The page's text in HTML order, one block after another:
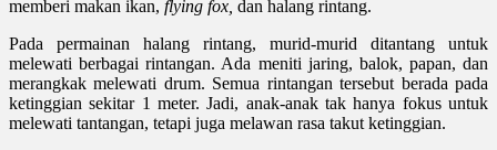
memberi makan ikan, flying fox, dan halang rintang.
Pada permainan halang rintang, murid-murid ditantang untuk
melewati berbagai rintangan. Ada meniti jaring, balok, papan, dan
merangkak melewati drum. Semua rintangan tersebut berada pada
ketinggian sekitar 1 meter. Jadi, anak-anak tak hanya fokus untuk
melewati tantangan, tetapi juga melawan rasa takut ketinggian.